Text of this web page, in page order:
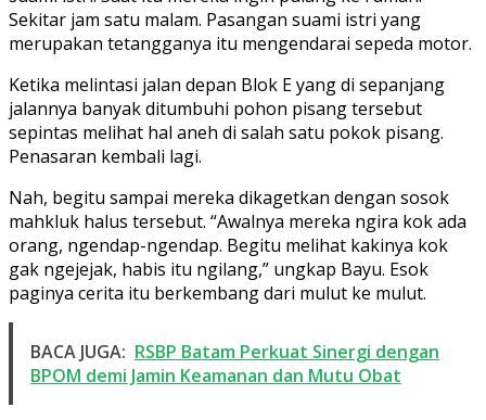
Sekitar jam satu malam. Pasangan suami istri yang
merupakan tetangganya itu mengendarai sepeda motor.
Ketika melintasi jalan depan Blok E yang di sepanjang
jalannya banyak ditumbuhi pohon pisang tersebut
sepintas melihat hal aneh di salah satu pokok pisang.
Penasaran kembali lagi.
Nah, begitu sampai mereka dikagetkan dengan sosok
mahkluk halus tersebut. “Awalnya mereka ngira kok ada
orang, ngendap-ngendap. Begitu melihat kakinya kok
gak ngejejak, habis itu ngilang,” ungkap Bayu. Esok
paginya cerita itu berkembang dari mulut ke mulut.
BACA JUGA: RSBP Batam Perkuat Sinergi dengan
BPOM demi Jamin Keamanan dan Mutu Obat